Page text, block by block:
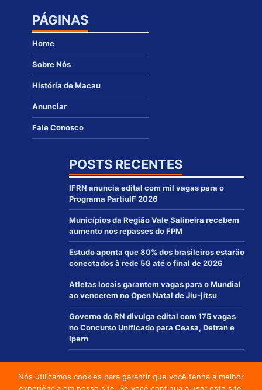
PÁGINAS
Home
Sobre Nós
História de Macau
Anunciar
Fale Conosco
POSTS RECENTES
IFRN anuncia edital com mil vagas para o
Programa PartiuIF 2026
Municípios da Região Vale Salineira recebem
aumento nos repasses do FPM
Estudo aponta que 80% dos brasileiros estarão
conectados à rede 5G até o final de 2026
Atletas locais garantem vagas para o Mundial
ao vencerem no Open Natal de Jiu-jitsu
Governo do RN divulga edital com 175 vagas
no Concurso Unificado para Ceasa, Detran e
Ipern
© 2012 - 2021 | www.macaurn.com.br - Todos os direitos reservados
Nós utilizamos cookies para garantir que você tenha a melhor